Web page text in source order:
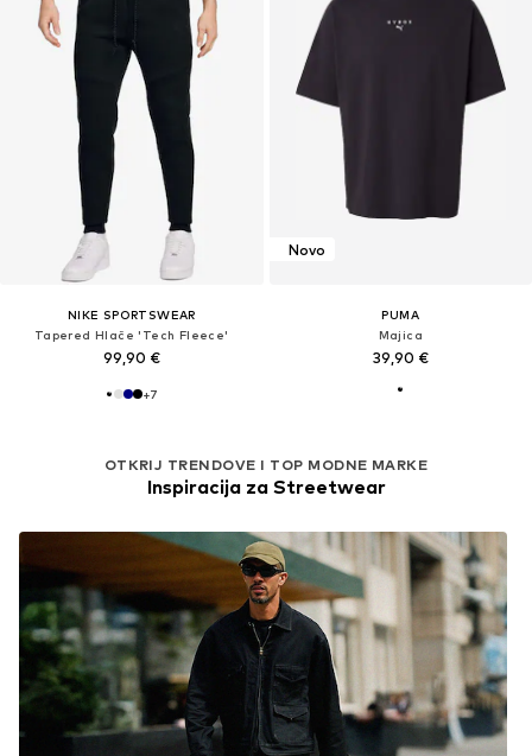
NIKE SPORTSWEAR
Tapered Hlače 'Tech Fleece'
99,90 €
+7
Novo
PUMA
Majica
39,90 €
OTKRIJ TRENDOVE I TOP MODNE MARKE
Inspiracija za Streetwear